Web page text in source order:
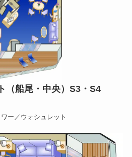
（船尾・中央）S3・S4
ー／ウォシュレット